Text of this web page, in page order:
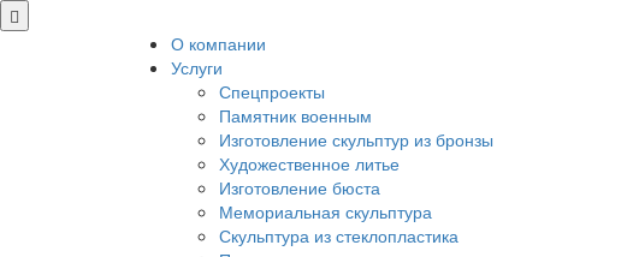
О компании
Услуги
Спецпроекты
Памятник военным
Изготовление скульптур из бронзы
Художественное литье
Изготовление бюста
Мемориальная скульптура
Скульптура из стеклопластика